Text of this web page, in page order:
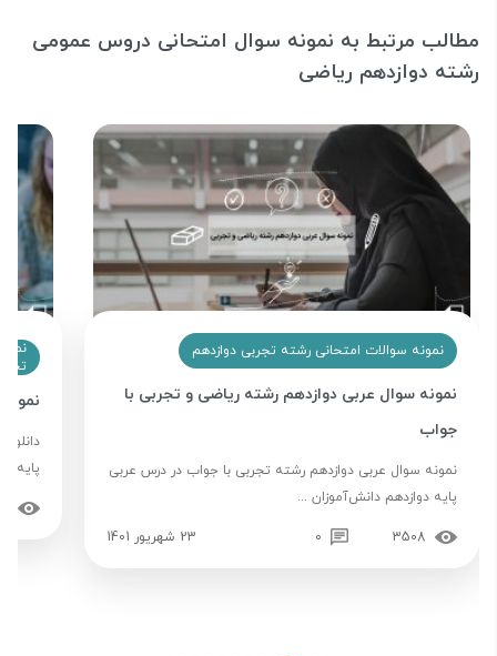
مطالب مرتبط به نمونه سوال امتحانی دروس عمومی
رشته دوازدهم ریاضی
نمونه سوالات امتحانی رشته تجربی دوازدهم
نمونه سوال عربی دوازدهم رشته ریاضی و تجربی با
جواب
نمونه سوال عربی دوازدهم رشته تجربی با جواب در درس عربی
پایه دوازدهم دانش‌آموزان ...
3508
0 23 شهریور 1401
پایه